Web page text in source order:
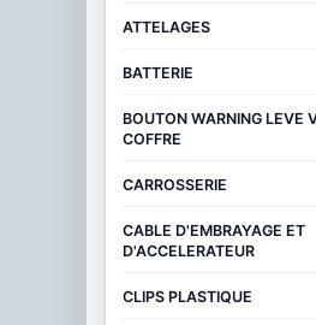
ATTELAGES
BATTERIE
BOUTON WARNING LEVE
COFFRE
CARROSSERIE
CABLE D'EMBRAYAGE ET
D'ACCELERATEUR
CLIPS PLASTIQUE